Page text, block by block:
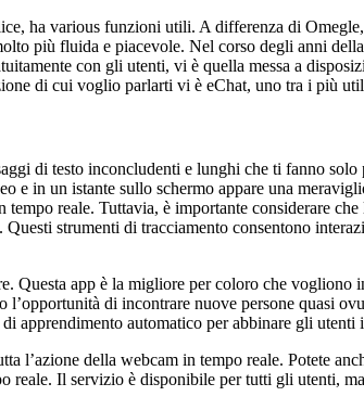
ha various funzioni utili. A differenza di
più fluida e piacevole. Nel corso degli anni
con gli utenti, vi è quella messa a
di cui voglio parlarti vi è eChat, uno tra i più
di testo inconcludenti e lunghi che ti fanno
e in un istante sullo schermo appare una
reale. Tuttavia, è importante considerare
strumenti di tracciamento consentono
Questa app è la migliore per coloro che
di incontrare nuove persone quasi
apprendimento automatico per abbinare gli utenti
l’azione della webcam in tempo reale. Potete
reale. Il servizio è disponibile per tutti gli utenti,